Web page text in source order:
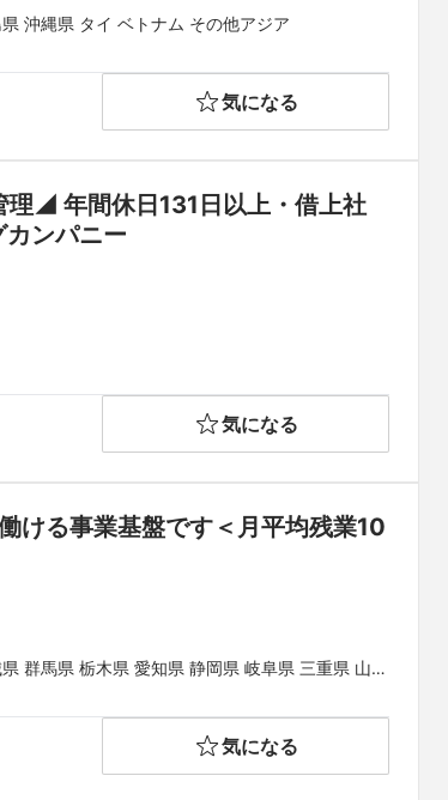
沖縄県 タイ ベトナム その他アジア
気になる
理◢ 年間休日131日以上・借上社
気になる
ける事業基盤です＜月平均残業10
群馬県 栃木県 愛知県 静岡県 岐阜県 三重県 山梨
県 島根県 岡山県 広島県 山口県 徳島県 香川県
気になる